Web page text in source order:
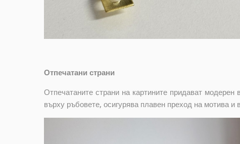
Отпечатани страни
Отпечатаните страни на картините придават
върху ръбовете, осигурява плавен преход на мотива